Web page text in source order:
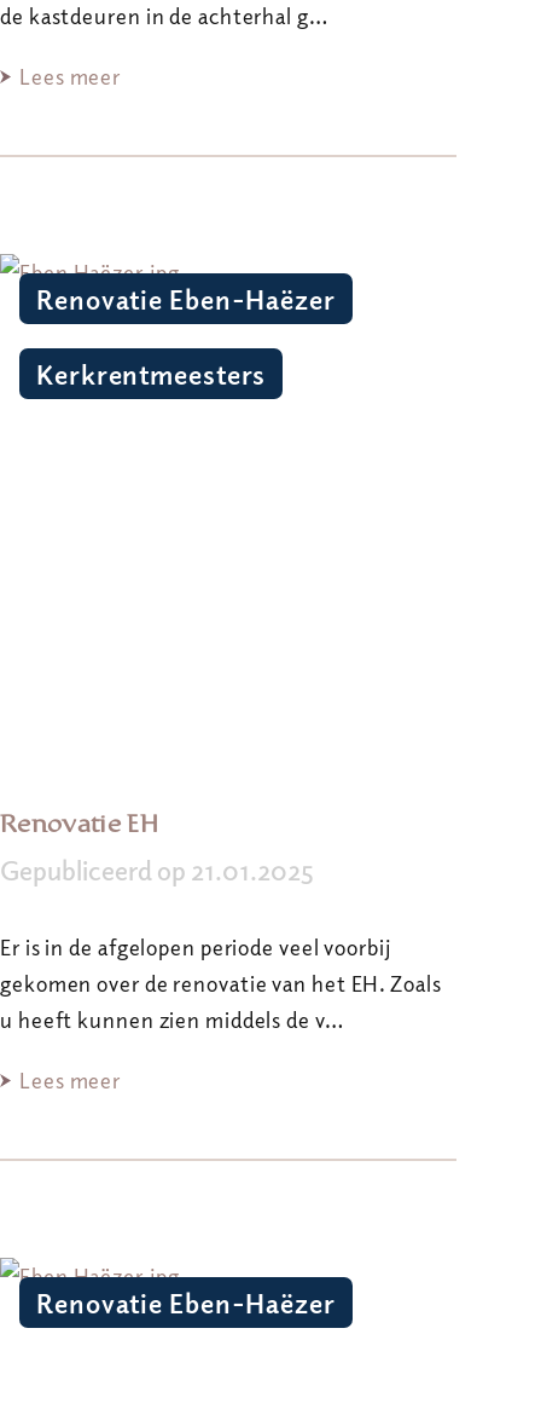
de kastdeuren in de achterhal g…
Lees meer
Renovatie Eben-Haëzer
Kerkrentmeesters
Renovatie EH
Gepubliceerd op 21.01.2025
Er is in de afgelopen periode veel voorbij
gekomen over de renovatie van het EH. Zoals
u heeft kunnen zien middels de v…
Lees meer
Renovatie Eben-Haëzer